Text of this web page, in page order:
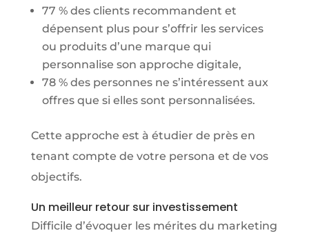
77 % des clients recommandent et
dépensent plus pour s’offrir les services
ou produits d’une marque qui
personnalise son approche digitale,
78 % des personnes ne s’intéressent aux
offres que si elles sont personnalisées.
Cette approche est à étudier de près en
tenant compte de votre persona et de vos
objectifs.
Un meilleur retour sur investissement
Difficile d’évoquer les mérites du marketing